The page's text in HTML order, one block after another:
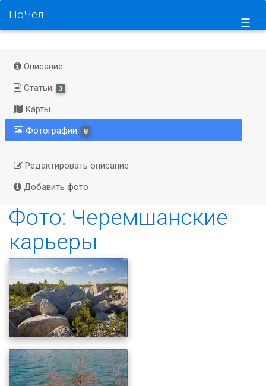
☰
ПоЧел
Описание
Статьи:
3
Карты
Фотографии:
8
Редактировать описание
Добавить фото
Фото: Черемшанские
карьеры